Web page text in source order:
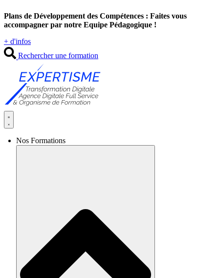
au
contenu
Plans de Développement des Compétences : Faites vous
accompagner par notre Equipe Pédagogique !
+ d'infos
Rechercher une formation
Nos Formations